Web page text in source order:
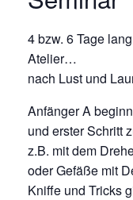
4 bzw. 6 Tage
Atelier…
nach Lust und
Anfänger A
und erster Schritt
z.B. mit dem
oder Gefäße mit
Kniffe und Tricks